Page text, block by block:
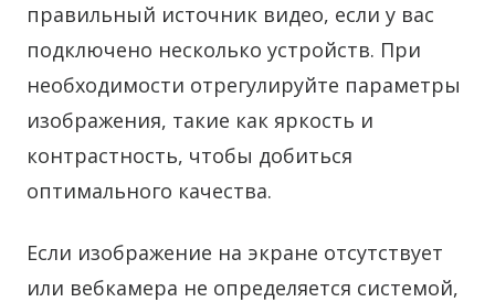
правильный источник видео, если у вас
подключено несколько устройств. При
необходимости отрегулируйте параметры
изображения, такие как яркость и
контрастность, чтобы добиться
оптимального качества.
Если изображение на экране отсутствует
или вебкамера не определяется системой,